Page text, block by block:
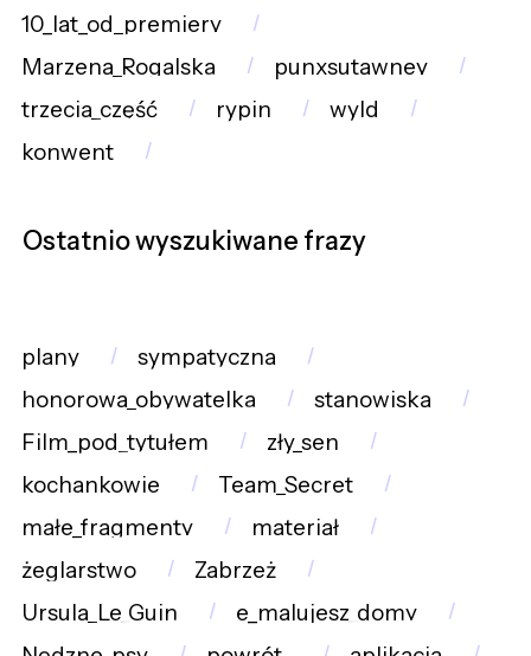
10_lat_od_premiery
Marzena_Rogalska
punxsutawney
trzecia_część
rypin
wyld
konwent
Ostatnio wyszukiwane frazy
plany
sympatyczna
honorowa_obywatelka
stanowiska
Film_pod_tytułem
zły_sen
kochankowie
Team_Secret
małe_fragmenty
materiał
żeglarstwo
Zabrzeż
Ursula_Le_Guin
e_malujesz_domy